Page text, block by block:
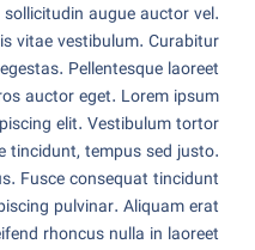
augue auctor vel.
vitae vestibulum. Curabitur
Pellentesque laoreet
auctor eget. Lorem ipsum
elit. Vestibulum tortor
tincidunt, tempus sed justo.
Fusce consequat tincidunt
pulvinar. Aliquam erat
rhoncus nulla in laoreet.